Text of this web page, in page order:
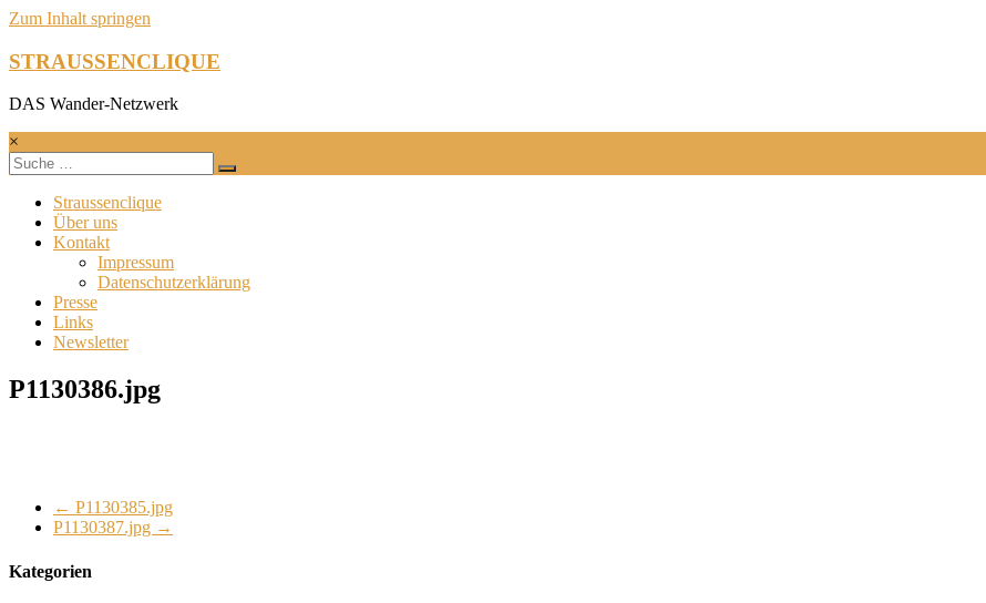
Zum Inhalt springen
STRAUSSENCLIQUE
DAS Wander-Netzwerk
×
Straussenclique
Über uns
Kontakt
Impressum
Datenschutzerklärung
Presse
Links
Newsletter
P1130386.jpg
← P1130385.jpg
P1130387.jpg →
Kategorien